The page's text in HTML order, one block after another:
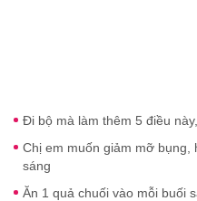
Đi bộ mà làm thêm 5 điều
Chị em muốn giảm mỡ bụng,
sáng
Ăn 1 quả chuối vào mỗi buối